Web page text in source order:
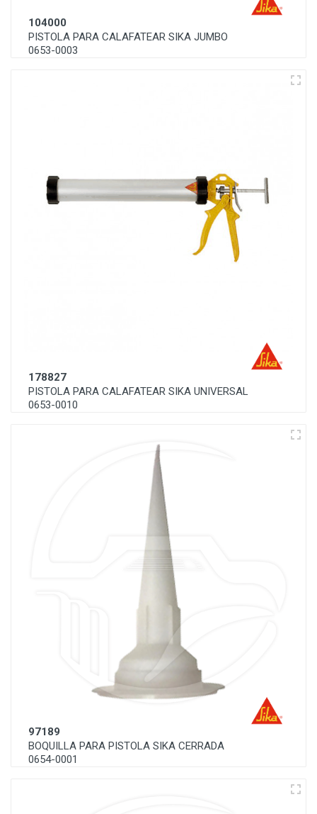
104000
PISTOLA PARA CALAFATEAR SIKA JUMBO
0653-0003
178827
PISTOLA PARA CALAFATEAR SIKA UNIVERSAL
0653-0010
97189
BOQUILLA PARA PISTOLA SIKA CERRADA
0654-0001